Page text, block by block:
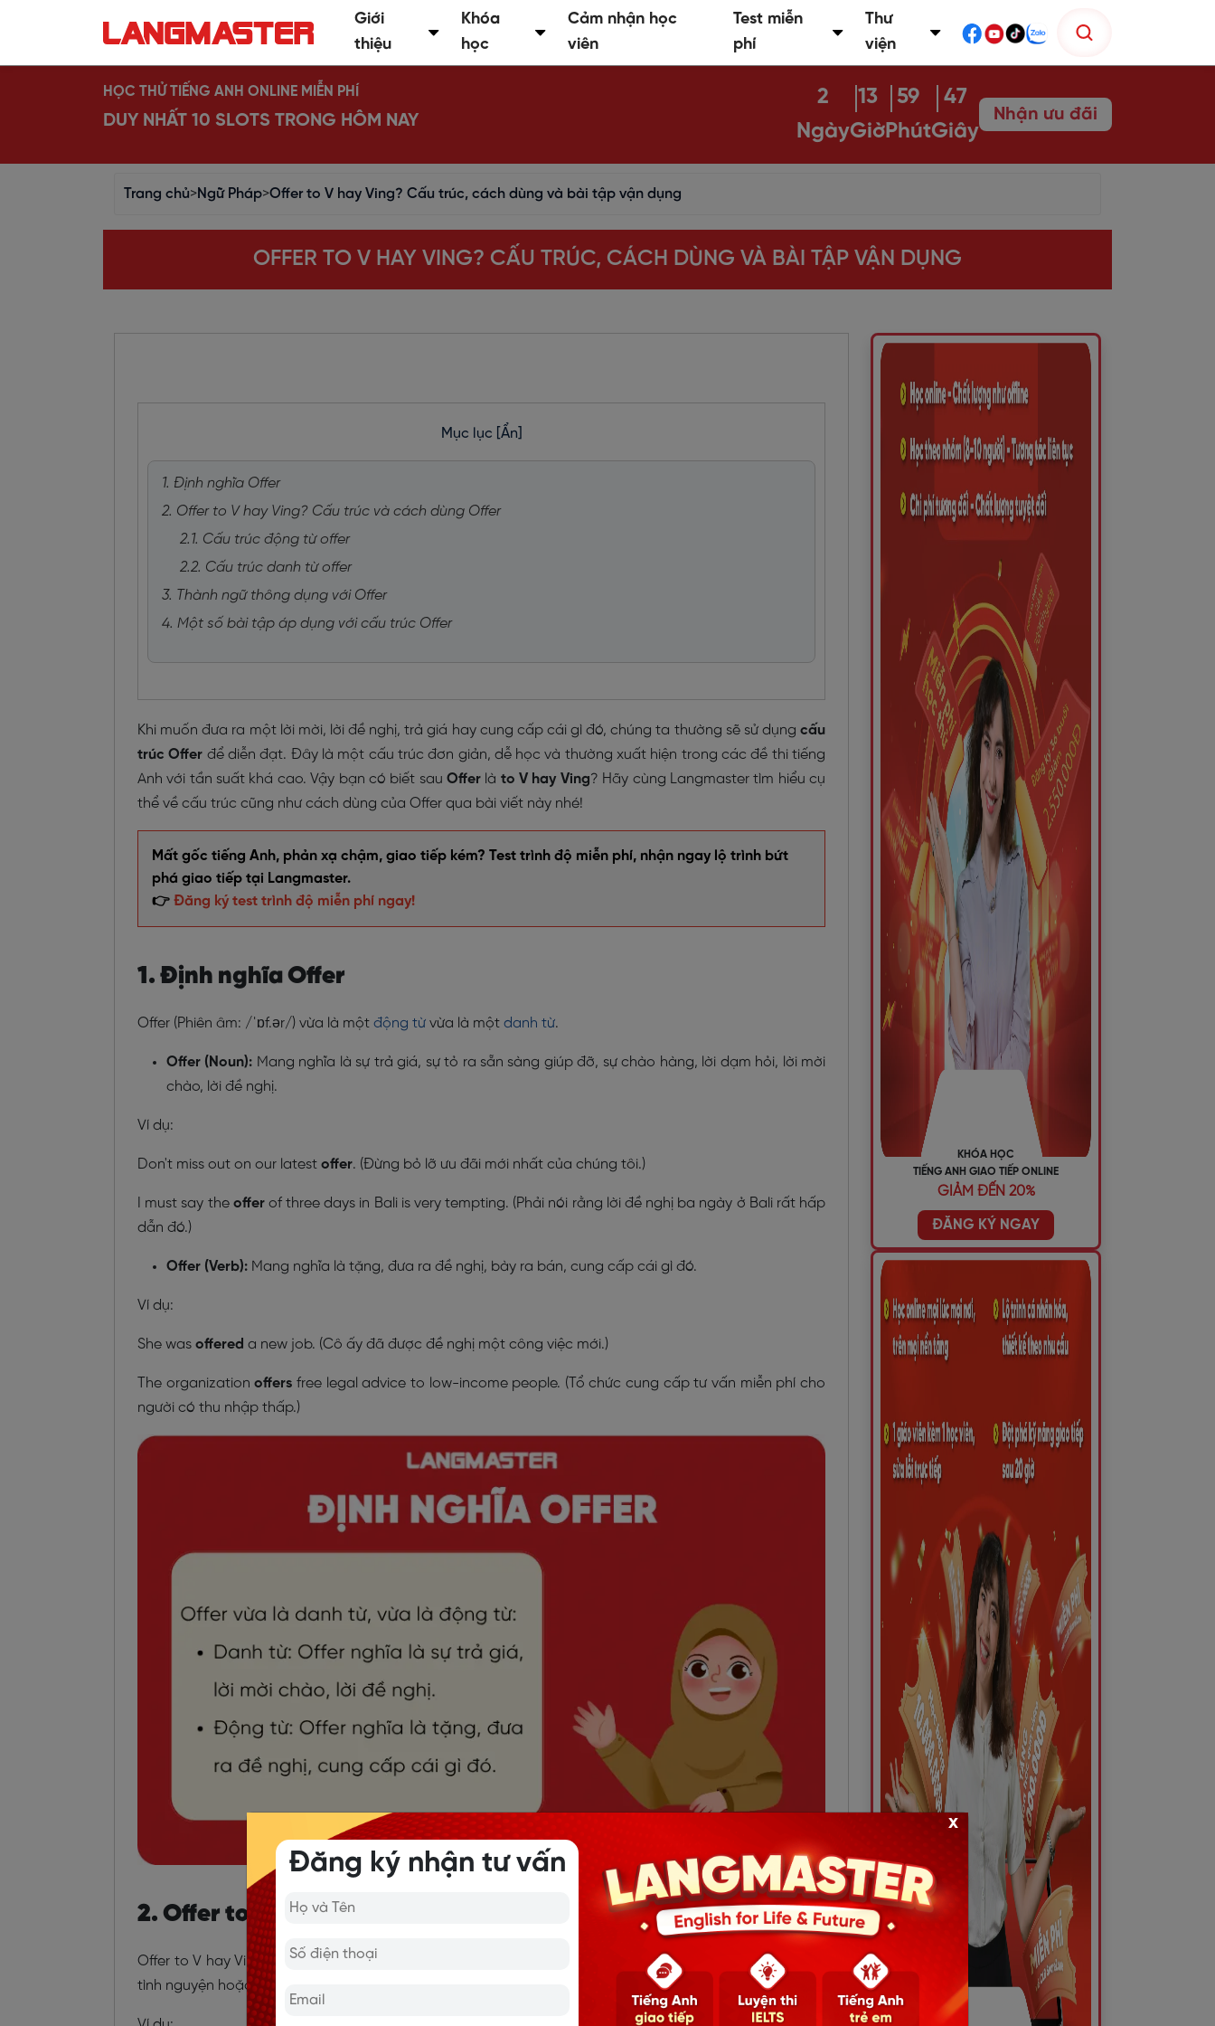
Giới
thiệu
Khóa
học
Cảm nhận học
viên
Test miễn
phí
Thư
viện
HỌC THỬ TIẾNG ANH ONLINE MIỄN PHÍ
DUY NHẤT 10 SLOTS TRONG HÔM NAY
2
Ngày
13
Giờ
59
Phút
46
Giây
Nhận ưu đãi
Trang chủ>Ngữ Pháp>Offer to V hay Ving? Cấu trúc, cách dùng và bài tập vận dụng
OFFER TO V HAY VING? CẤU TRÚC, CÁCH DÙNG VÀ BÀI TẬP VẬN DỤNG
Mục lục [Ẩn]
1. Định nghĩa Offer
2. Offer to V hay Ving? Cấu trúc và cách dùng Offer
2.1. Cấu trúc động từ offer
2.2. Cấu trúc danh từ offer
3. Thành ngữ thông dụng với Offer
4. Một số bài tập áp dụng với cấu trúc Offer
Khi muốn đưa ra một lời mời, lời đề nghị, trả giá hay cung cấp cái gì đó, chúng ta thường sẽ sử dụng cấu
trúc Offer để diễn đạt. Đây là một cấu trúc đơn giản, dễ học và thường xuất hiện trong các đề thi tiếng
Anh với tần suất khá cao. Vậy bạn có biết sau Offer là to V hay Ving? Hãy cùng Langmaster tìm hiểu cụ
thể về cấu trúc cũng như cách dùng của Offer qua bài viết này nhé!
Mất gốc tiếng Anh, phản xạ chậm, giao tiếp kém? Test trình độ miễn phí, nhận ngay lộ trình bứt
phá giao tiếp tại Langmaster.
👉 Đăng ký test trình độ miễn phí ngay!
1. Định nghĩa Offer
Offer (Phiên âm: /ˈɒf.ər/) vừa là một động từ vừa là một danh từ.
Offer (Noun): Mang nghĩa là sự trả giá, sự tỏ ra sẵn sàng giúp đỡ, sự chào hàng, lời dạm hỏi, lời mời
chào, lời đề nghị.
Ví dụ:
Don't miss out on our latest offer. (Đừng bỏ lỡ ưu đãi mới nhất của chúng tôi.)
I must say theoffer of three days in Bali is very tempting. (Phải nói rằng lời đề nghị ba ngày ở Bali rất hấp
dẫn đó.)
Offer (Verb): Mang nghĩa là tặng, đưa ra đề nghị, bày ra bán, cung cấp cái gì đó.
Ví dụ:
She was offered a new job. (Cô ấy đã được đề nghị một công việc mới.)
The organizationoffers free legal advice to low-income people. (Tổ chức cung cấp tư vấn miễn phí cho
người có thu nhập thấp.)
2. Offer to V hay Ving? Cấu trúc và cách dùng Offer
Offer to V hay Ving? Offer chỉ đi với to V, không dùng với V-ing. Cấu trúc này dùng để diễn tả việc ai đó
tình nguyện hoặc sẵn sàng làm một việc gì đó.
KHÓA HỌC
TIẾNG ANH GIAO TIẾP ONLINE
GIẢM ĐẾN 20%
ĐĂNG KÝ NGAY
Đăng ký nhận tư vấn
x